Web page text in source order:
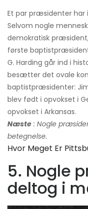
Et par præsidenter har
Selvom nogle
demokratisk
første
G. Harding går ind i
besætter det ovale
baptistpræsidenter:
blev født i opvokset i
opvokset i Arkansas.
Næste : Nogle
betegnelse.
Hvor Meget Er
5. Nogle
deltog i